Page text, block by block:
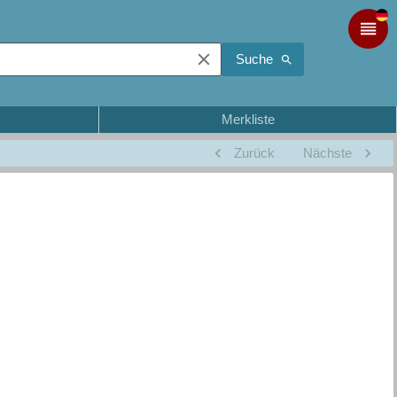
Suche
Merkliste
Zurück Nächste